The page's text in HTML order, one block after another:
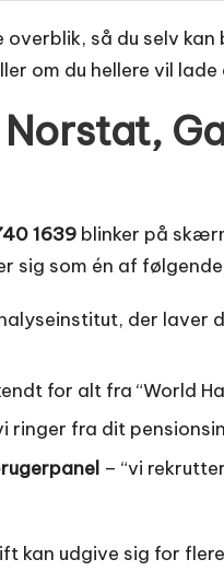
så du selv
om du hellere vil lade
1639 blinker på
sig som én af
der laver
for alt fra “World
ringer fra dit
– “vi
kan udgive sig for